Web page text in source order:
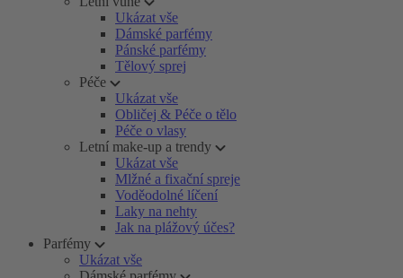
Ukázat vše
Dámské parfémy
Pánské parfémy
Tělový sprej
Péče
Ukázat vše
Obličej & Péče o tělo
Péče o vlasy
Letní make-up a trendy
Ukázat vše
Mlžné a fixační spreje
Voděodolné líčení
Laky na nehty
Jak na plážový účes?
Parfémy
Ukázat vše